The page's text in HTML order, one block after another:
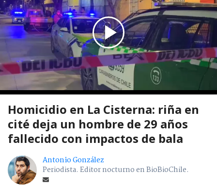
Homicidio en La Cisterna: riña en
cité deja un hombre de 29 años
fallecido con impactos de bala
Antonio González
Periodista. Editor nocturno en BioBioChile.